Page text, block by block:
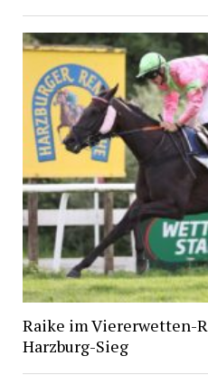
Raike im Viererwetten-
Harzburg-Sieg